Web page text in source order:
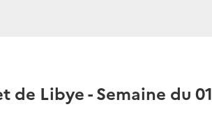
de Libye - Semaine du 01